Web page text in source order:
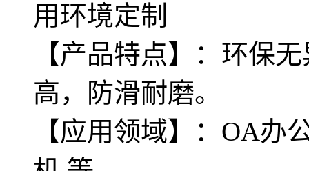
用环境定制
【产品特点】：环保
高，防滑耐磨。
【应用领域】：OA办